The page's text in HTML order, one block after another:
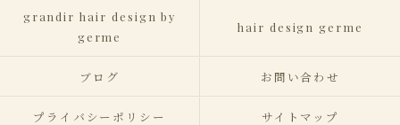
grandir hair design by
germe
hair design germe
ブログ お問い合わせ
プライバシーポリシー サイトマップ